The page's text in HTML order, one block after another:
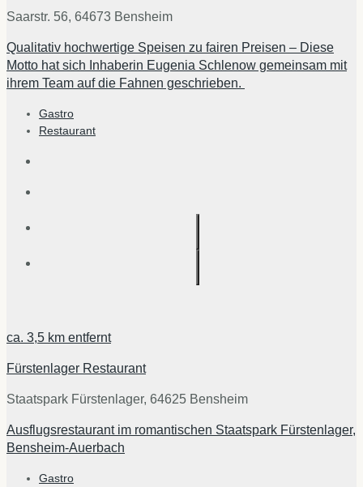
Saarstr. 56, 64673 Bensheim
Qualitativ hochwertige Speisen zu fairen Preisen – Diese
Motto hat sich Inhaberin Eugenia Schlenow gemeinsam mit
ihrem Team auf die Fahnen geschrieben.
Gastro
Restaurant
ca. 3,5 km entfernt
Fürstenlager Restaurant
Staatspark Fürstenlager, 64625 Bensheim
Ausflugsrestaurant im romantischen Staatspark Fürstenlager,
Bensheim-Auerbach
Gastro